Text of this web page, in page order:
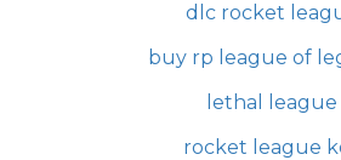
dlc rocket
buy rp league of
lethal league
rocket league